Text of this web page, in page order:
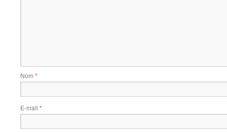
Nom *
E-mail *